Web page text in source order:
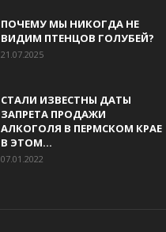
ПОЧЕМУ МЫ НИКОГДА НЕ
ВИДИМ ПТЕНЦОВ ГОЛУБЕЙ?
21.07.2025
СТАЛИ ИЗВЕСТНЫ ДАТЫ
ЗАПРЕТА ПРОДАЖИ
АЛКОГОЛЯ В ПЕРМСКОМ КРАЕ
В ЭТОМ...
07.01.2022